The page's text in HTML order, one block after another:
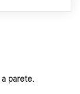
parete.